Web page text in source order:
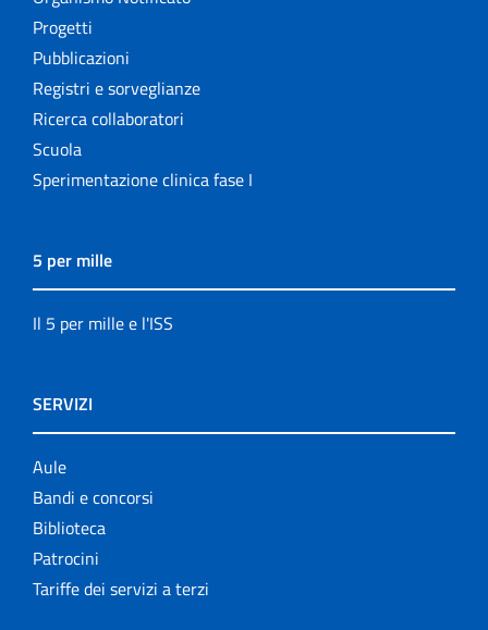
Progetti
Pubblicazioni
Registri e sorveglianze
Ricerca collaboratori
Scuola
Sperimentazione clinica fase I
5 per mille
Il 5 per mille e l'ISS
SERVIZI
Aule
Bandi e concorsi
Biblioteca
Patrocini
Tariffe dei servizi a terzi